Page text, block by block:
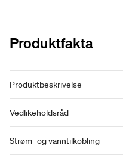
Produktfakta
Produktbeskrivelse
Vedlikeholdsråd
Strøm- og vanntilkobling